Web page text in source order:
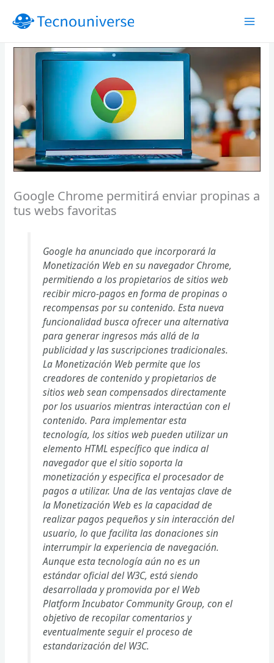
Google Chrome permitirá enviar propinas a
tus webs favoritas
Google ha anunciado que incorporará la
Monetización Web en su navegador Chrome,
permitiendo a los propietarios de sitios web
recibir micro-pagos en forma de propinas o
recompensas por su contenido. Esta nueva
funcionalidad busca ofrecer una alternativa
para generar ingresos más allá de la
publicidad y las suscripciones tradicionales.
La Monetización Web permite que los
creadores de contenido y propietarios de
sitios web sean compensados directamente
por los usuarios mientras interactúan con el
contenido. Para implementar esta
tecnología, los sitios web pueden utilizar un
elemento HTML específico que indica al
navegador que el sitio soporta la
monetización y especifica el procesador de
pagos a utilizar. Una de las ventajas clave de
la Monetización Web es la capacidad de
realizar pagos pequeños y sin interacción del
usuario, lo que facilita las donaciones sin
interrumpir la experiencia de navegación.
Aunque esta tecnología aún no es un
estándar oficial del W3C, está siendo
desarrollada y promovida por el Web
Platform Incubator Community Group, con el
objetivo de recopilar comentarios y
eventualmente seguir el proceso de
estandarización del W3C.